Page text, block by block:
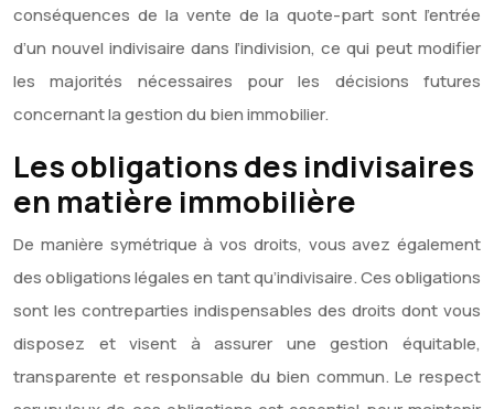
conséquences de la vente de la quote-part sont l’entrée
d’un nouvel indivisaire dans l’indivision, ce qui peut modifier
les majorités nécessaires pour les décisions futures
concernant la gestion du bien immobilier.
Les obligations des indivisaires
en matière immobilière
De manière symétrique à vos droits, vous avez également
des obligations légales en tant qu’indivisaire. Ces obligations
sont les contreparties indispensables des droits dont vous
disposez et visent à assurer une gestion équitable,
transparente et responsable du bien commun. Le respect